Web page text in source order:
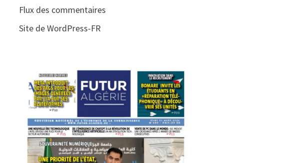
Flux des commentaires
Site de WordPress-FR